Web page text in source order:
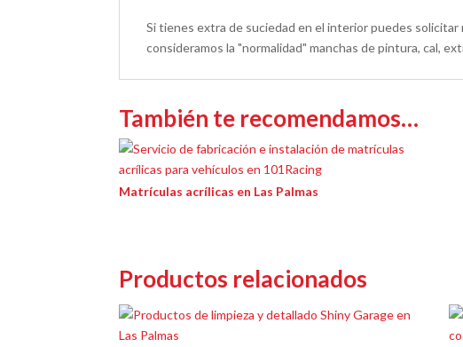
Si tienes extra de suciedad en el interior puedes solicitar
consideramos la "normalidad" manchas de pintura, cal,
También te recomendamos…
Matrículas acrílicas en Las Palmas
Productos relacionados